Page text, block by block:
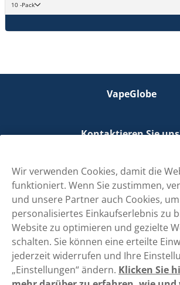
10 -Pack
VapeGlobe
Kontaktieren Sie
+498001800890
Mo/Di/Fr: 09-17 Uhr (Pause 12-13) Mi/Do:
15)
Kundendienst
Wir verwenden Cookies, damit die
funktioniert. Wenn Sie zustimmen,
und unsere Partner auch Cookies,
personalisiertes Einkaufserlebnis zu
Website zu optimieren und gezielte
schalten. Sie können eine erteilte
jederzeit widerrufen und Ihre
„Einstellungen“ ändern. Klicken Sie